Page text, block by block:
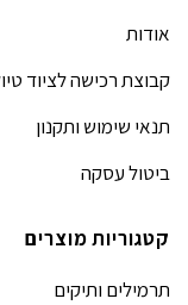
אודות
קבוצת רכישה לציוד
תנאי שימוש ותקנון
ביטול עסקה
קטגוריות מוצרים
תרמילים ותיקים